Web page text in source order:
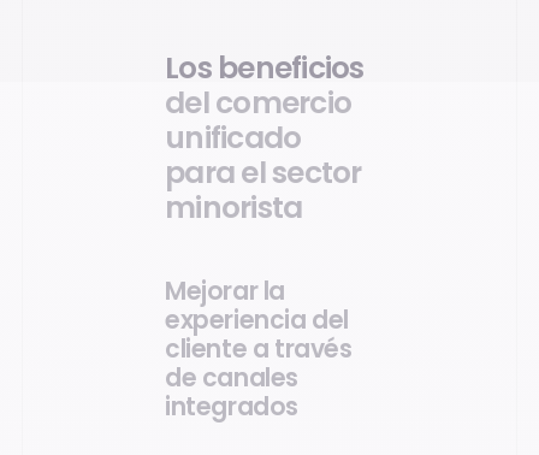
Los beneficios
del comercio
unificado
para el sector
minorista
Mejorar la
experiencia del
cliente a través
de canales
integrados